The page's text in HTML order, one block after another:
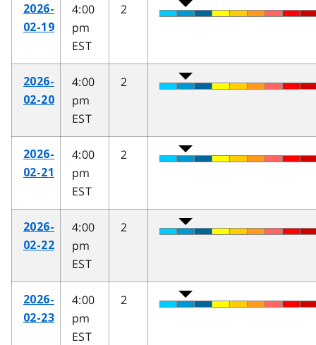
2026-
02-19
4:00
pm
EST
2
2026-
02-20
4:00
pm
EST
2
2026-
02-21
4:00
pm
EST
2
2026-
02-22
4:00
pm
EST
2
2026-
02-23
4:00
pm
EST
2